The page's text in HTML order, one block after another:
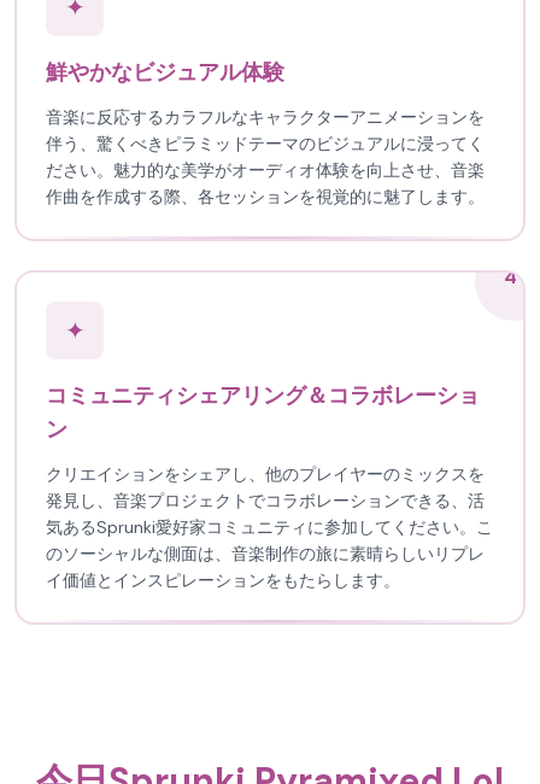
✦
鮮やかなビジュアル体験
音楽に反応するカラフルなキャラクターアニメーションを
伴う、驚くべきピラミッドテーマのビジュアルに浸ってく
ださい。魅力的な美学がオーディオ体験を向上させ、音楽
作曲を作成する際、各セッションを視覚的に魅了します。
4
✦
コミュニティシェアリング＆コラボレーショ
ン
クリエイションをシェアし、他のプレイヤーのミックスを
発見し、音楽プロジェクトでコラボレーションできる、活
気あるSprunki愛好家コミュニティに参加してください。こ
のソーシャルな側面は、音楽制作の旅に素晴らしいリプレ
イ価値とインスピレーションをもたらします。